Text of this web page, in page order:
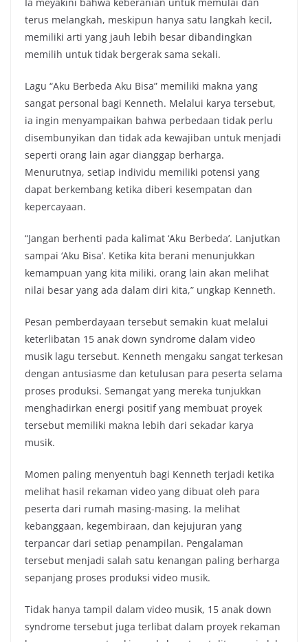
terus melangkah, meskipun hanya satu langkah kecil,
memiliki arti yang jauh lebih besar dibandingkan
memilih untuk tidak bergerak sama sekali.
Lagu “Aku Berbeda Aku Bisa” memiliki makna yang
sangat personal bagi Kenneth. Melalui karya tersebut,
ia ingin menyampaikan bahwa perbedaan tidak perlu
disembunyikan dan tidak ada kewajiban untuk menjadi
seperti orang lain agar dianggap berharga.
Menurutnya, setiap individu memiliki potensi yang
dapat berkembang ketika diberi kesempatan dan
kepercayaan.
“Jangan berhenti pada kalimat ‘Aku Berbeda’. Lanjutkan
sampai ‘Aku Bisa’. Ketika kita berani menunjukkan
kemampuan yang kita miliki, orang lain akan melihat
nilai besar yang ada dalam diri kita,” ungkap Kenneth.
Pesan pemberdayaan tersebut semakin kuat melalui
keterlibatan 15 anak down syndrome dalam video
musik lagu tersebut. Kenneth mengaku sangat terkesan
dengan antusiasme dan ketulusan para peserta selama
proses produksi. Semangat yang mereka tunjukkan
menghadirkan energi positif yang membuat proyek
tersebut memiliki makna lebih dari sekadar karya
musik.
Momen paling menyentuh bagi Kenneth terjadi ketika
melihat hasil rekaman video yang dibuat oleh para
peserta dari rumah masing-masing. Ia melihat
kebanggaan, kegembiraan, dan kejujuran yang
terpancar dari setiap penampilan. Pengalaman
tersebut menjadi salah satu kenangan paling berharga
sepanjang proses produksi video musik.
Tidak hanya tampil dalam video musik, 15 anak down
syndrome tersebut juga terlibat dalam proyek rekaman